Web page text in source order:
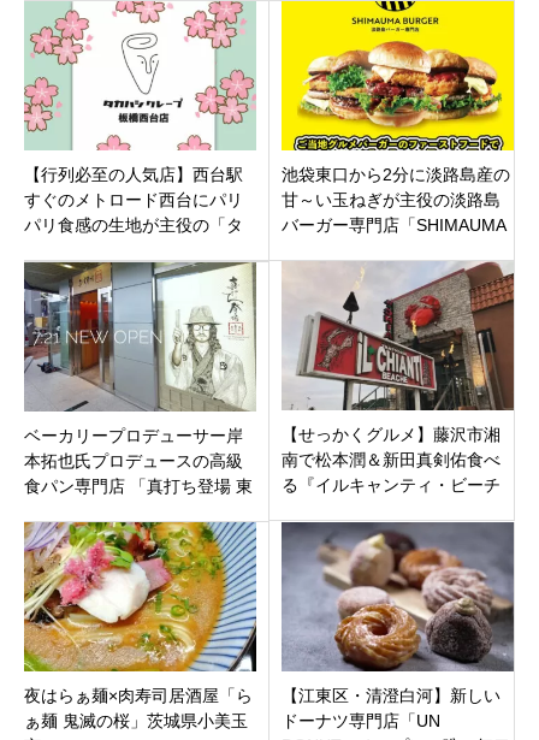
【行列必至の人気店】西台駅
すぐのメトロード西台にパリ
パリ食感の生地が主役の「タ
オープン！
池袋東口から2分に淡路島産の
甘～い玉ねぎが主役の淡路島
バーガー専門店「SHIMAUMA
袋にオープン！
ベーカリープロデューサー岸
本拓也氏プロデュースの高級
食パン専門店 「真打ち登場 東
月21日オープンです。
【せっかくグルメ】藤沢市湘
南で松本潤＆新田真剣佑食べ
る『イルキャンティ・ビーチ
すピザとニョッキ
夜はらぁ麺×肉寿司居酒屋「ら
ぁ麺 鬼滅の桜」茨城県小美玉
【江東区・清澄白河】新しい
ドーナツ専門店「UN